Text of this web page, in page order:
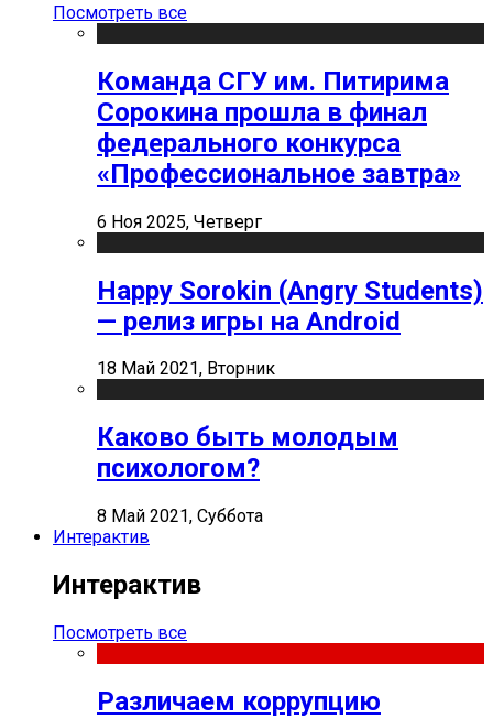
Посмотреть все
Команда СГУ им. Питирима
Сорокина прошла в финал
федерального конкурса
«Профессиональное завтра»
6 Ноя 2025, Четверг
Happy Sorokin (Angry Students)
— релиз игры на Android
18 Май 2021, Вторник
Каково быть молодым
психологом?
8 Май 2021, Суббота
Интерактив
Интерактив
Посмотреть все
Различаем коррупцию